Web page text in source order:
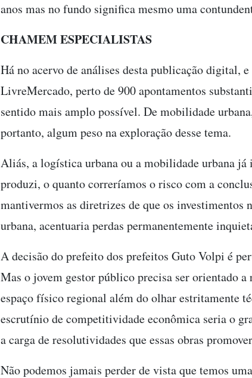
anos mas no fundo significa mesmo uma
CHAMEM ESPECIALISTAS
Há no acervo de análises desta publicação digital,
LivreMercado, perto de 900 apontamentos
sentido mais amplo possível. De mobilidade
portanto, algum peso na exploração desse tema.
Aliás, a logística urbana ou a mobilidade urbana já
produzi, o quanto correríamos o risco com a
mantivermos as diretrizes de que os
urbana, acentuaria perdas permanentemente
A decisão do prefeito dos prefeitos Guto Volpi é
Mas o jovem gestor público precisa ser orientado
espaço físico regional além do olhar estritamente
escrutínio de competitividade econômica seria o
a carga de resolutividades que essas obras
Não podemos jamais perder de vista que temos